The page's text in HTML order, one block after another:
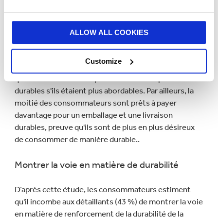
ALLOW ALL COOKIES
Customize
durables. Les consommateurs ont des vies bien
remplies et ont souvent des priorités contradictoires.
mode. En effet, 76 % des consommateurs déclarent
qu'ils achèteraient des produits de mode plus
durables s'ils étaient plus abordables. Par ailleurs, la
moitié des consommateurs sont prêts à payer
davantage pour un emballage et une livraison
durables, preuve qu'ils sont de plus en plus désireux
de consommer de manière durable..
Montrer la voie en matière de durabilité
D’après cette étude, les consommateurs estiment
qu'il incombe aux détaillants (43 %) de montrer la voie
en matière de renforcement de la durabilité de la